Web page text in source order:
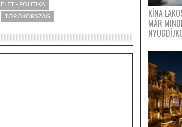
- POLITIKA
TÖRÖKORSZÁG
KÍNA
MÁR